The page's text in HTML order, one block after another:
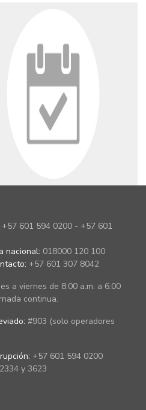
+57 601 594 0200 - +57 601
nacional: 018000 120 100
+57 601 307 8042
a viernes de 8:00 a.m. a 6:00
continua.
#903 (solo operadores
+57 601 594 0200
y 3623